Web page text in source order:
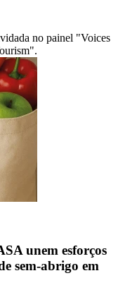
no painel "Voices
unem esforços
sem-abrigo em